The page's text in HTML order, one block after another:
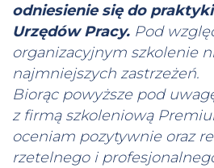
odniesienie się do
Urzędów Pracy. Pod
organizacyjnym szkolenie
najmniejszych zastrzeżeń.
Biorąc powyższe pod
z firmą szkoleniową
oceniam pozytywnie oraz
rzetelnego i